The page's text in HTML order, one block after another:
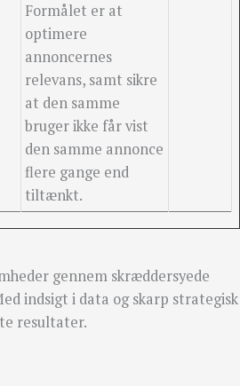
Formålet er at
optimere
annoncernes
relevans, samt sikre
at den samme
bruger ikke får vist
den samme annonce
flere gange end
tiltænkt.
gennem skræddersyede
indsigt i data og skarp strategisk
resultater.